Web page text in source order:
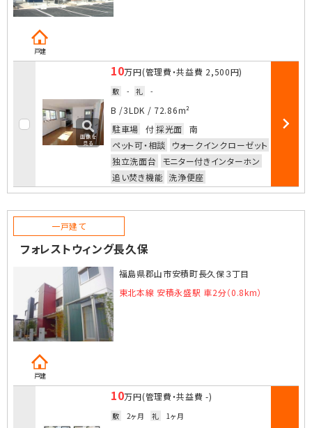
戸建
10万円(管理費・共益費 2,500円)
敷 - 礼 -
B /3LDK / 72.86m²
駐車場
付採光面
南
ペット可・相談
ウォークインクローゼット
独立洗面台
モニター付きインターホン
追い焚き機能 洗浄便座
部屋詳細
一戸建て
フォレストウィング長久保
福島県郡山市安積町長久保３丁目
東北本線 安積永盛駅 車2分（0.8km）
戸建
10万円(管理費・共益費-)
敷 2ヶ月 礼 1ヶ月